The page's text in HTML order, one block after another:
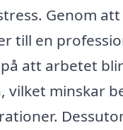
Genom
till en
att arbetet
vilket minskar